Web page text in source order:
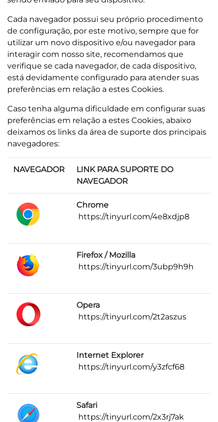
Cada navegador possui seu próprio procedimento
de configuração, por este motivo, sempre que for
utilizar um novo dispositivo e/ou navegador para
interagir com nosso site, recomendamos que
verifique se cada navegador, de cada dispositivo,
está devidamente configurado para atender suas
preferências em relação a estes Cookies.
Caso tenha alguma dificuldade em configurar suas
preferências em relação a estes Cookies, abaixo
deixamos os links da área de suporte dos principais
navegadores:
NAVEGADOR
LINK PARA SUPORTE DO
NAVEGADOR
Chrome
https://tinyurl.com/4e8xdjp8
Firefox / Mozilla
https://tinyurl.com/3ubp9h9h
Opera
https://tinyurl.com/2t2aszus
Internet Explorer
https://tinyurl.com/y3zfcf68
Safari
https://tinyurl.com/2x3rj7ak